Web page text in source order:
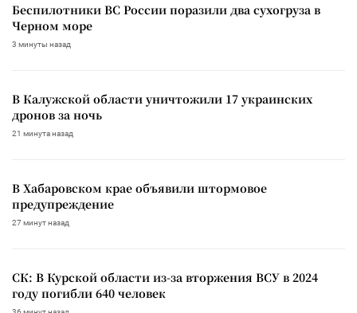
Беспилотники ВС России поразили два сухогруза в
Черном море
3 минуты назад
В Калужской области уничтожили 17 украинских
дронов за ночь
21 минута назад
В Хабаровском крае объявили штормовое
предупреждение
27 минут назад
СК: В Курской области из-за вторжения ВСУ в 2024
году погибли 640 человек